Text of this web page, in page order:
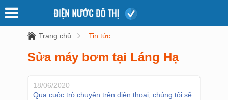
Trang chủ Tin tức
Sửa máy bơm tại Láng Hạ
18/06/2020
Qua cuộc trò chuyện trên điện thoại, chúng tôi sẽ